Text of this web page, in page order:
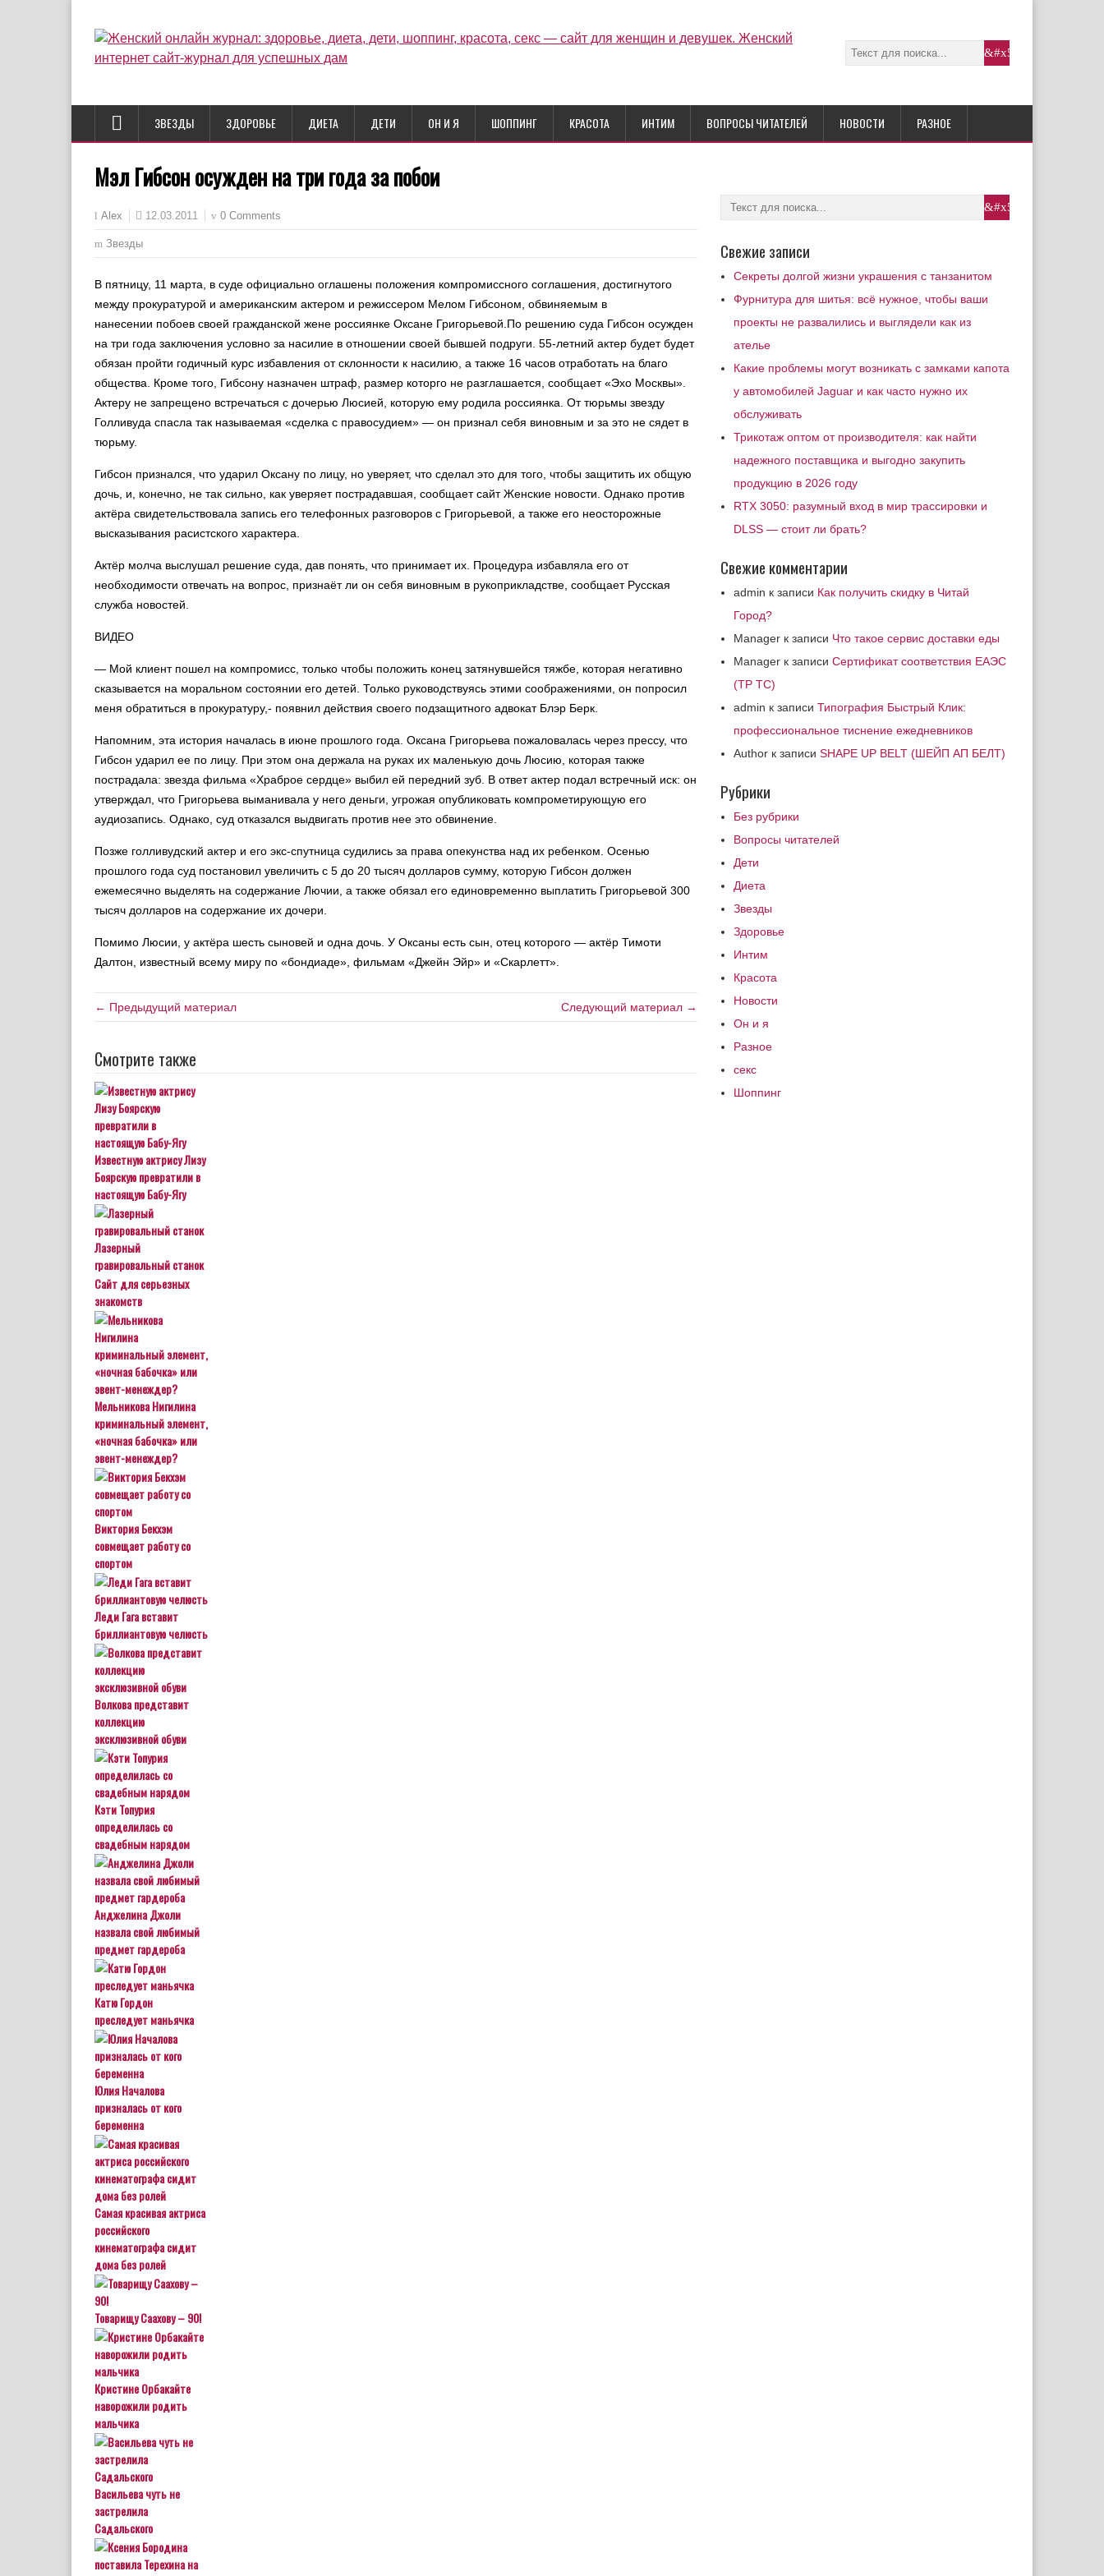
ЗВЕЗДЫ ЗДОРОВЬЕ ДИЕТА ДЕТИ ОН И Я ШОППИНГ КРАСОТА ИНТИМ ВОПРОСЫ ЧИТАТЕЛЕЙ НОВОСТИ РАЗНОЕ
Мэл Гибсон осужден на три года за побои
Alex 12.03.2011 0 Comments
Звезды
В пятницу, 11 марта, в суде официально оглашены положения компромиссного соглашения, достигнутого
между прокуратурой и американским актером и режиссером Мелом Гибсоном, обвиняемым в
нанесении побоев своей гражданской жене россиянке Оксане Григорьевой.По решению суда Гибсон осужден
на три года заключения условно за насилие в отношении своей бывшей подруги. 55-летний актер будет будет
обязан пройти годичный курс избавления от склонности к насилию, а также 16 часов отработать на благо
общества. Кроме того, Гибсону назначен штраф, размер которго не разглашается, сообщает «Эхо Москвы».
Актеру не запрещено встречаться с дочерью Люсией, которую ему родила россиянка. От тюрьмы звезду
Голливуда спасла так называемая «сделка с правосудием» — он признал себя виновным и за это не сядет в
тюрьму.
Гибсон признался, что ударил Оксану по лицу, но уверяет, что сделал это для того, чтобы защитить их общую
дочь, и, конечно, не так сильно, как уверяет пострадавшая, сообщает сайт Женские новости. Однако против
актёра свидетельствовала запись его телефонных разговоров с Григорьевой, а также его неосторожные
высказывания расистского характера.
Актёр молча выслушал решение суда, дав понять, что принимает их. Процедура избавляла его от
необходимости отвечать на вопрос, признаёт ли он себя виновным в рукоприкладстве, сообщает Русская
служба новостей.
ВИДЕО
— Мой клиент пошел на компромисс, только чтобы положить конец затянувшейся тяжбе, которая негативно
сказывается на моральном состоянии его детей. Только руководствуясь этими соображениями, он попросил
меня обратиться в прокуратуру,- появнил действия своего подзащитного адвокат Блэр Берк.
Напомним, эта история началась в июне прошлого года. Оксана Григорьева пожаловалась через прессу, что
Гибсон ударил ее по лицу. При этом она держала на руках их маленькую дочь Люсию, которая также
пострадала: звезда фильма «Храброе сердце» выбил ей передний зуб. В ответ актер подал встречный иск: он
утверждал, что Григорьева выманивала у него деньги, угрожая опубликовать компрометирующую его
аудиозапись. Однако, суд отказался выдвигать против нее это обвинение.
Позже голливудский актер и его экс-спутница судились за права опекунства над их ребенком. Осенью
прошлого года суд постановил увеличить с 5 до 20 тысяч долларов сумму, которую Гибсон должен
ежемесячно выделять на содержание Лючии, а также обязал его единовременно выплатить Григорьевой 300
тысяч долларов на содержание их дочери.
Помимо Люсии, у актёра шесть сыновей и одна дочь. У Оксаны есть сын, отец которого — актёр Тимоти
Далтон, известный всему миру по «бондиаде», фильмам «Джейн Эйр» и «Скарлетт».
← Предыдущий материал Следующий материал →
Смотрите также
Известную актрису Лизу
Боярскую превратили в
настоящую Бабу-Ягу
Лазерный
гравировальный станок
Сайт для серьезных
знакомств
Мельникова Нигилина
криминальный элемент,
«ночная бабочка» или
эвент-менеждер?
Виктория Бекхэм
совмещает работу со
спортом
Леди Гага вставит
бриллиантовую челюсть
Волкова представит
коллекцию
эксклюзивной обуви
Кэти Топурия
определилась со
свадебным нарядом
Анджелина Джоли
назвала свой любимый
предмет гардероба
Катю Гордон
преследует маньячка
Юлия Началова
призналась от кого
беременна
Самая красивая актриса
российского
кинематографа сидит
дома без ролей
Товарищу Саахову – 90!
Кристине Орбакайте
наворожили родить
мальчика
Васильева чуть не
застрелила
Садальского
Свежие записи
Секреты долгой жизни украшения с танзанитом
Фурнитура для шитья: всё нужное, чтобы ваши
проекты не развалились и выглядели как из
ателье
Какие проблемы могут возникать с замками капота
у автомобилей Jaguar и как часто нужно их
обслуживать
Трикотаж оптом от производителя: как найти
надежного поставщика и выгодно закупить
продукцию в 2026 году
RTX 3050: разумный вход в мир трассировки и
DLSS — стоит ли брать?
Свежие комментарии
admin к записи Как получить скидку в Читай
Город?
Manager к записи Что такое сервис доставки еды
Manager к записи Сертификат соответствия ЕАЭС
(ТР ТС)
admin к записи Типография Быстрый Клик:
профессиональное тиснение ежедневников
Author к записи SHAPE UP BELT (ШЕЙП АП БЕЛТ)
Рубрики
Без рубрики
Вопросы читателей
Дети
Диета
Звезды
Здоровье
Интим
Красота
Новости
Он и я
Разное
секс
Шоппинг